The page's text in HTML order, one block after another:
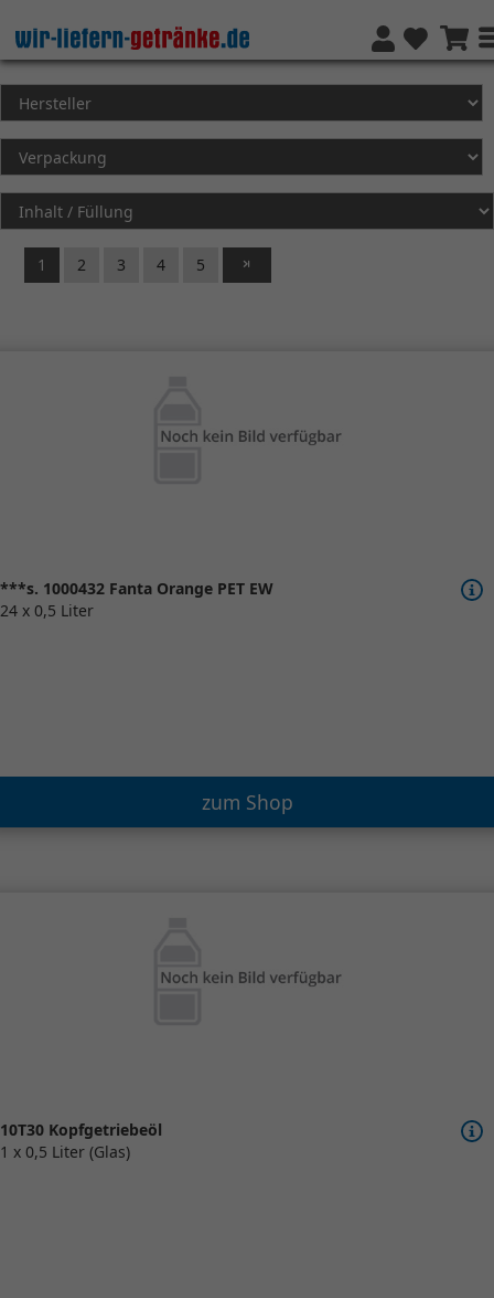
1 2 3 4 5
***s. 1000432 Fanta Orange PET EW
24 x 0,5 Liter
zum Shop
10T30 Kopfgetriebeöl
1 x 0,5 Liter (Glas)